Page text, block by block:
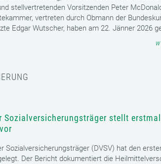
stellvertretenden Vorsitzenden Peter
vertreten durch Obmann der
Edgar Wutscher, haben am 22. Jänner 2026
Sozialversicherungsträger stellt
Sozialversicherungsträger (DVSV) hat den
Der Bericht dokumentiert die